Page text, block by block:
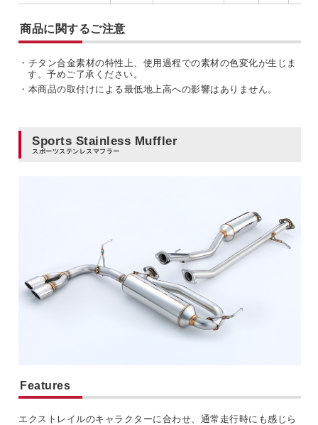
商品に関するご注意
・チタン合金素材の特性上、使用過程での素材の色変化が生じま
す。予めご了承ください。
・本商品の取付けによる最低地上高への影響はありません。
Sports Stainless Muffler
スポーツステンレスマフラー
Features
エクストレイルのキャラクターに合わせ、通常走行時にも感じら